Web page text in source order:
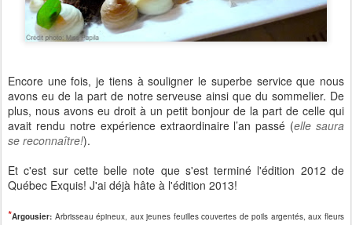
Encore une fois, je tiens à souligner le superbe service que nous
avons eu de la part de notre serveuse ainsi que du sommelier. De
plus, nous avons eu droit à un petit bonjour de la part de celle qui
avait rendu notre expérience extraordinaire l’an passé (elle saura
se reconnaître!).
Et c'est sur cette belle note que s'est terminé l'édition 2012 de
Québec Exquis! J'ai déjà hâte à l'édition 2013!
*Argousier: Arbrisseau épineux, aux jeunes feuilles couvertes de poils argentés, aux fleurs